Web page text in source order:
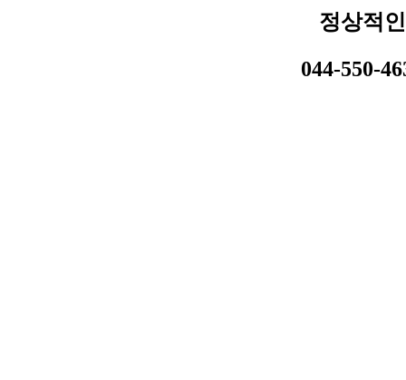
정상적
044-550-